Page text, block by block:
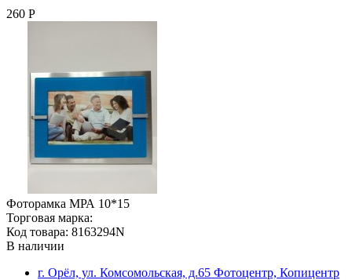
260 Р
Фоторамка МРА 10*15
Торговая марка:
Код товара: 8163294N
В наличии
г. Орёл, ул. Комсомольская, д.65 Фотоцентр, Копицентр